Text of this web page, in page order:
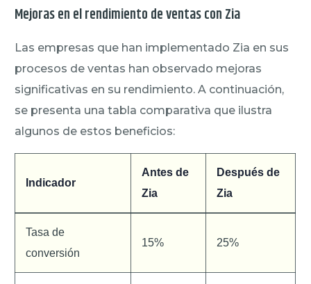
Mejoras en el rendimiento de ventas con Zia
Las empresas que han implementado Zia en sus
procesos de ventas han observado mejoras
significativas en su rendimiento. A continuación,
se presenta una tabla comparativa que ilustra
algunos de estos beneficios:
Indicador
Antes de
Zia
Después de
Zia
Tasa de
conversión
15% 25%